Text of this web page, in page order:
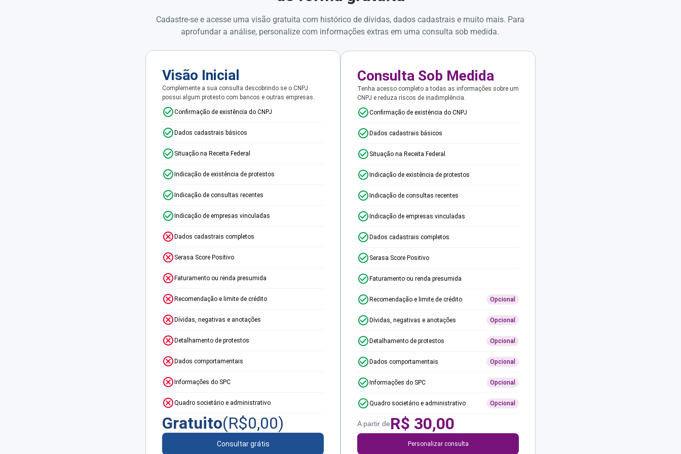
Cadastre-se e acesse uma visão gratuita com histórico de dívidas, dados cadastrais e muito mais. Para
aprofundar a análise, personalize com informações extras em uma consulta sob medida.
Visão Inicial
Complemente a sua consulta descobrindo se o CNPJ
possui algum protesto com bancos e outras empresas.
Confirmação de existência do CNPJ
Dados cadastrais básicos
Situação na Receita Federal
Indicação de existência de protestos
Indicação de consultas recentes
Indicação de empresas vinculadas
Dados cadastrais completos
Serasa Score Positivo
Faturamento ou renda presumida
Recomendação e limite de crédito
Dívidas, negativas e anotações
Detalhamento de protestos
Dados comportamentais
Informações do SPC
Quadro societário e administrativo
Gratuito(R$0,00)
Consultar grátis
Consulta Sob Medida
Tenha acesso completo a todas as informações sobre um
CNPJ e reduza riscos de inadimplência.
Confirmação de existência do CNPJ
Dados cadastrais básicos
Situação na Receita Federal
Indicação de existência de protestos
Indicação de consultas recentes
Indicação de empresas vinculadas
Dados cadastrais completos
Serasa Score Positivo
Faturamento ou renda presumida
Recomendação e limite de crédito Opcional
Dívidas, negativas e anotações Opcional
Detalhamento de protestos Opcional
Dados comportamentais Opcional
Informações do SPC Opcional
Quadro societário e administrativo Opcional
A partir deR$ 30,00
Personalizar consulta